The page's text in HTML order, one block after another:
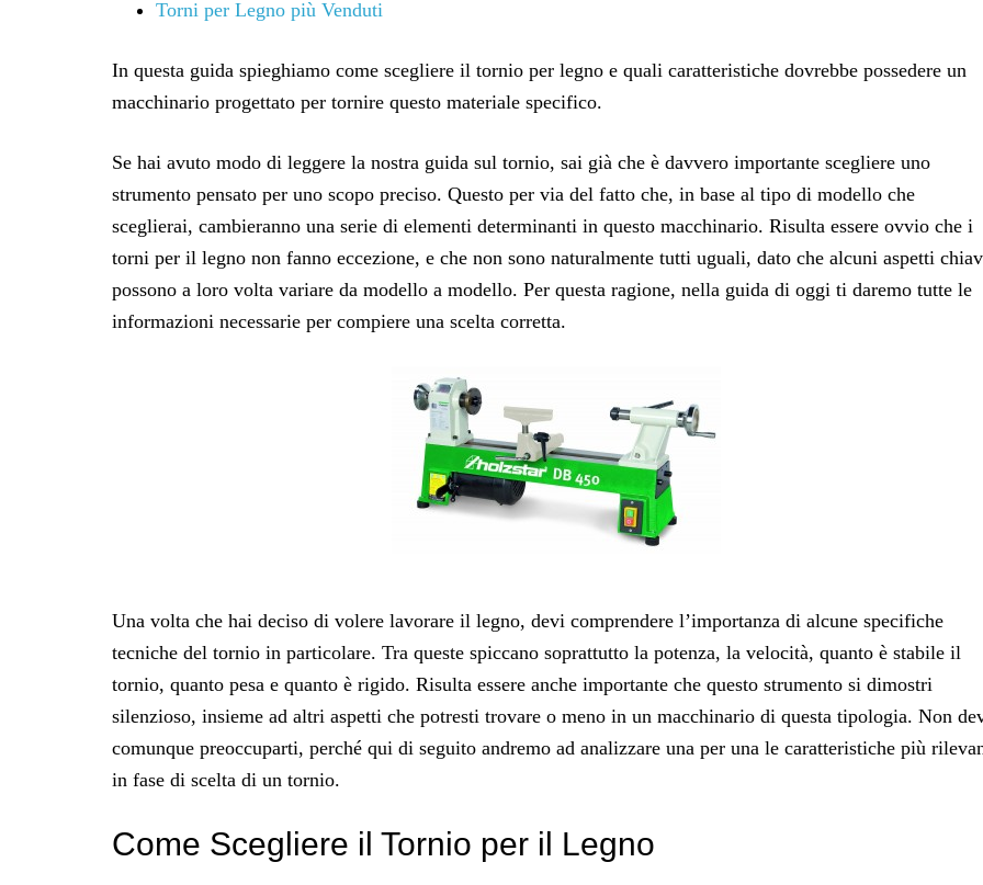
Torni per Legno più Venduti
In questa guida spieghiamo come scegliere il tornio per legno e quali caratteristiche dovrebbe possedere un
macchinario progettato per tornire questo materiale specifico.
Se hai avuto modo di leggere la nostra guida sul tornio, sai già che è davvero importante scegliere uno
strumento pensato per uno scopo preciso. Questo per via del fatto che, in base al tipo di modello che
sceglierai, cambieranno una serie di elementi determinanti in questo macchinario. Risulta essere ovvio che i
torni per il legno non fanno eccezione, e che non sono naturalmente tutti uguali, dato che alcuni aspetti
possono a loro volta variare da modello a modello. Per questa ragione, nella guida di oggi ti daremo tutte le
informazioni necessarie per compiere una scelta corretta.
Una volta che hai deciso di volere lavorare il legno, devi comprendere l’importanza di alcune specifiche
tecniche del tornio in particolare. Tra queste spiccano soprattutto la potenza, la velocità, quanto è stabile il
tornio, quanto pesa e quanto è rigido. Risulta essere anche importante che questo strumento si dimostri
silenzioso, insieme ad altri aspetti che potresti trovare o meno in un macchinario di questa tipologia. Non
comunque preoccuparti, perché qui di seguito andremo ad analizzare una per una le caratteristiche più
in fase di scelta di un tornio.
Come Scegliere il Tornio per il Legno